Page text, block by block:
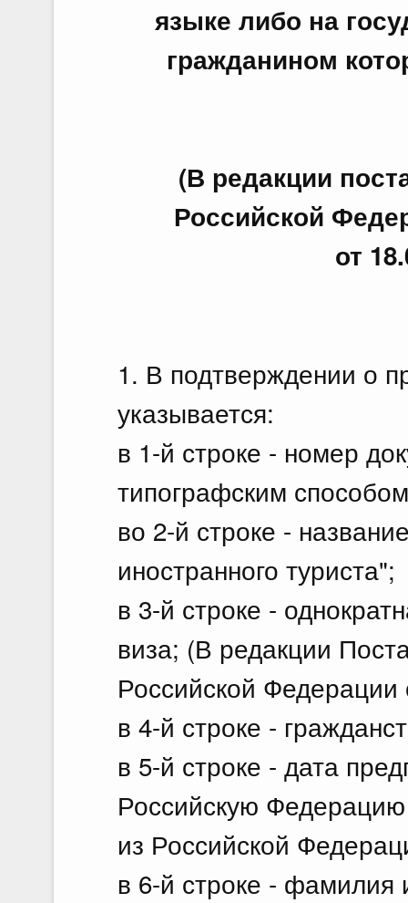
языке либо на
гражданином
(В редакции
Российской
от
1. В подтверждении о
указывается:
в 1-й строке - номер
типографским
во 2-й строке -
иностранного туриста";
в 3-й строке -
виза; (В редакции
Российской
в 4-й строке -
в 5-й строке - дата
Российскую
из Российской
в 6-й строке - фамилия